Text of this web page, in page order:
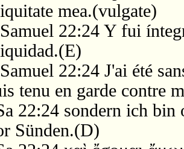
mea.(vulgate)
22:24 Y fui
22:24 J'ai été
tenu en garde contre
22:24 sondern ich
Sünden.(D)